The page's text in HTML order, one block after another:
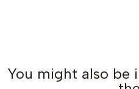
You might also be